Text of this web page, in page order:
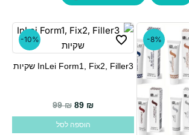
-8%
-10%
InLei Form1, Fix2, Filler3 שקיות
99₪ המחיר המקורי היה: 99 ₪. 89 ₪ המחיר הנוכחי הוא: 89 ₪.
הוספה לסל